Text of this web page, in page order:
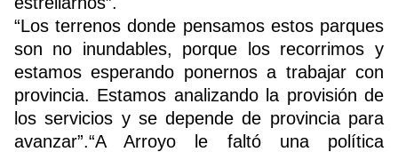
“Los terrenos donde pensamos estos parques
son no inundables, porque los recorrimos y
estamos esperando ponernos a trabajar con
provincia. Estamos analizando la provisión de
los servicios y se depende de provincia para
avanzar”.“A Arroyo le faltó una política